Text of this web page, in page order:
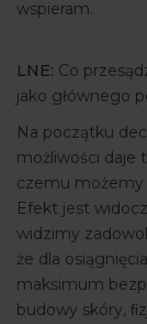
wspieram.
LNE: Co
jako głównego
Na początku
możliwości daje
czemu możemy
Efekt jest
widzimy
że dla
maksimum
budowy skóry,